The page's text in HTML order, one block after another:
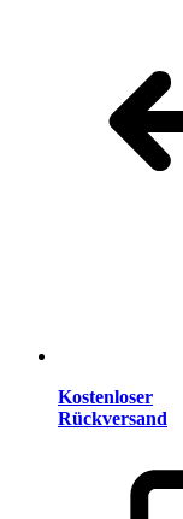
Kostenloser
Rückversand